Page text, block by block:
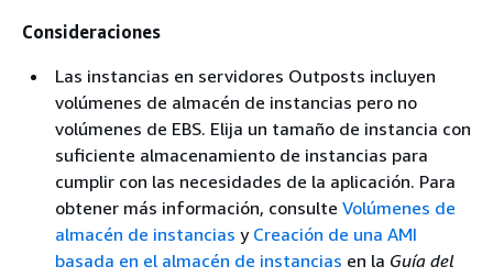
Consideraciones
Las instancias en servidores Outposts incluyen
volúmenes de almacén de instancias pero no
volúmenes de EBS. Elija un tamaño de instancia con
suficiente almacenamiento de instancias para
cumplir con las necesidades de la aplicación. Para
obtener más información, consulte Volúmenes de
almacén de instancias y Creación de una AMI
basada en el almacén de instancias en la Guía del